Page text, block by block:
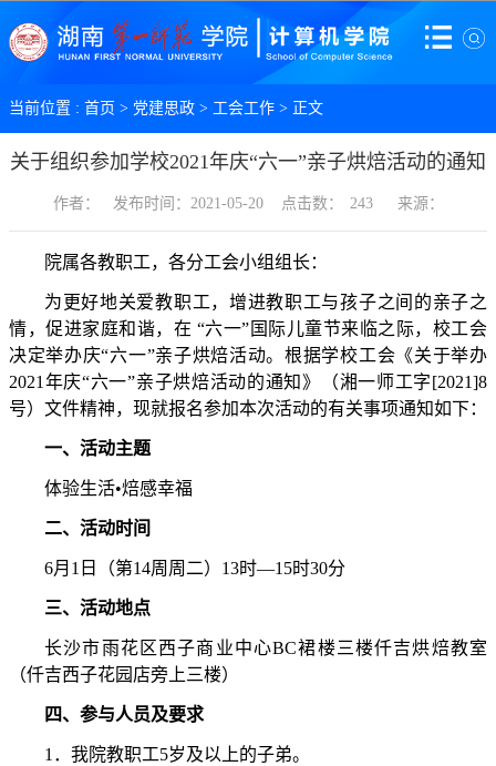
当前位置 : 首页 > 党建思政 > 工会工作 > 正文
关于组织参加学校2021年庆“六一”亲子烘焙活动的通知
作者： 发布时间：2021-05-20 点击数： 243 来源：
院属各教职工，各分工会小组组长：
为更好地关爱教职工，增进教职工与孩子之间的亲子之
情，促进家庭和谐，在 “六一”国际儿童节来临之际，校工会
决定举办庆“六一”亲子烘焙活动。根据学校工会《关于举办
2021 年庆“六一”亲子烘焙活动的通知》（湘一师工字[2021]8
号）文件精神，现就报名参加本次活动的有关事项通知如下：
一、活动主题
体验生活•焙感幸福
二、活动时间
6月 1 日（第14周周二） 13时—15时30分
三、活动地点
长沙市雨花区西子商业中心BC裙楼三楼仟吉烘焙教室
（仟吉西子花园店旁上三楼）
四、参与人员及要求
1 ．我院教职工5岁及以上的子弟。